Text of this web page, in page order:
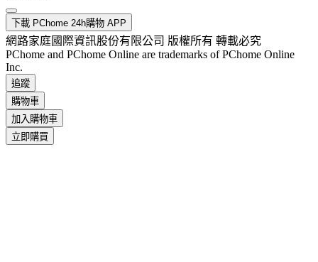
下載 PChome 24h購物 APP
網路家庭國際資訊股份有限公司 版權所有 轉載必究
PChome and PChome Online are trademarks of PChome Online
Inc.
追蹤
購物車
加入購物車
立即購買